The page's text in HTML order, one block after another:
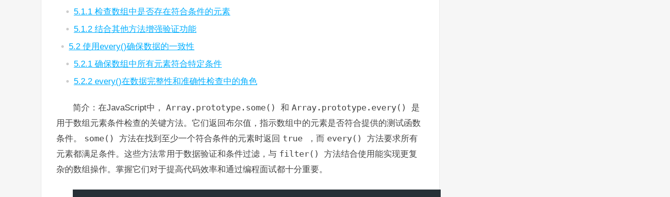
5.1.1 检查数组中是否存在符合条件的元素
5.1.2 结合其他方法增强验证功能
5.2 使用every()确保数据的一致性
5.2.1 确保数组中所有元素符合特定条件
5.2.2 every()在数据完整性和准确性检查中的角色
简介：在JavaScript中， Array.prototype.some() 和 Array.prototype.every() 是
用于数组元素条件检查的关键方法。它们返回布尔值，指示数组中的元素是否符合提供的测试函数
条件。 some() 方法在找到至少一个符合条件的元素时返回 true ，而 every() 方法要求所有
元素都满足条件。这些方法常用于数据验证和条件过滤，与 filter() 方法结合使用能实现更复
杂的数组操作。掌握它们对于提高代码效率和通过编程面试都十分重要。